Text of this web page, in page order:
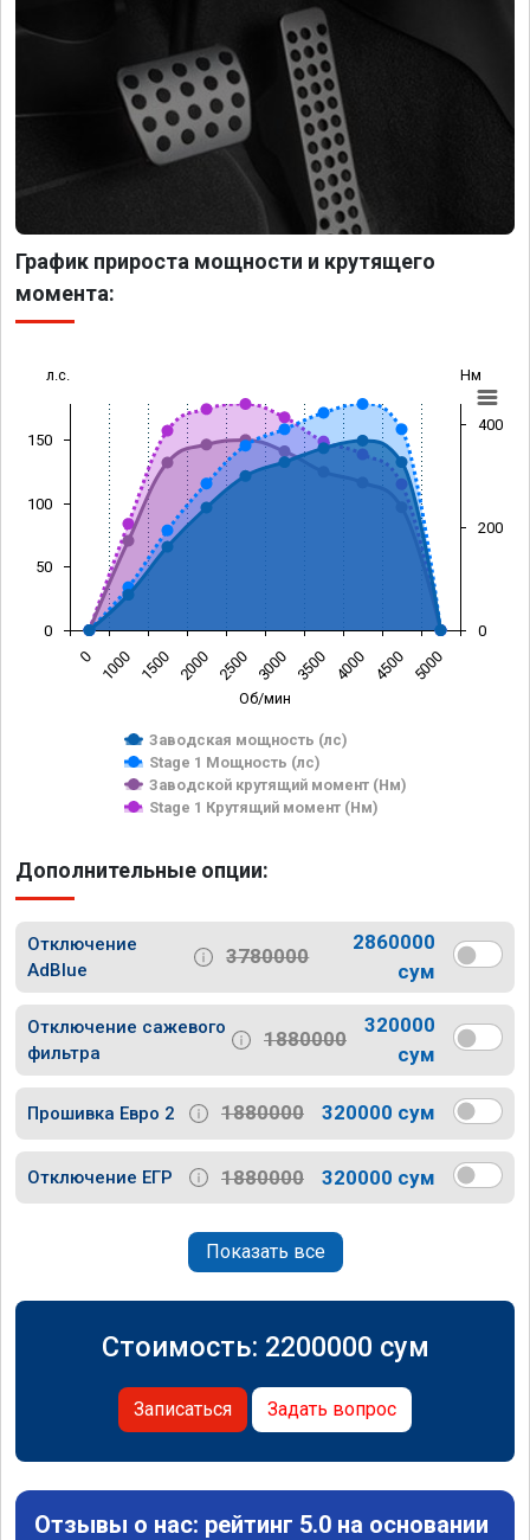
График прироста мощности и крутящего
момента:
Об/мин
л.с. Нм
Заводская мощность (лс)
Stage 1 Мощность (лс)
Заводской крутящий момент (Нм)
Stage 1 Крутящий момент (Нм)
0 1000 1500 2000 2500 3000 3500 4000 4500 5000
0
50
100
150
0
200
400
Дополнительные опции:
Отключение
AdBlue
3780000
2860000
сум
Отключение сажевого
фильтра
1880000
320000
сум
Прошивка Евро 2 1880000 320000 сум
Отключение ЕГР 1880000 320000 сум
Показать все
Стоимость: 2200000 сум
Записаться Задать вопрос
Отзывы о нас: рейтинг 5.0 на основании